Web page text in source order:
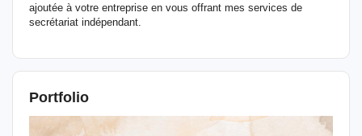
ajoutée à votre entreprise en vous offrant mes services de
secrétariat indépendant.
Portfolio